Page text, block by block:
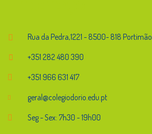
Rua da Pedra,1221 - 8500- 818 Portimão
+351 282 480 390
+351 966 631 417
geral@colegiodorio.edu.pt
Seg - Sex: 7h30 - 19h00